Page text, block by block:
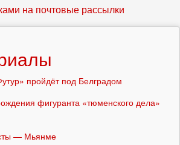
на почтовые рассылки
пройдёт под Белградом
фигуранта «тюменского дела»
— Мьянме